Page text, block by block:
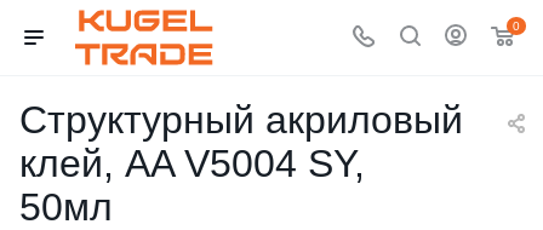
0
Структурный акриловый
клей, AA V5004 SY,
50мл